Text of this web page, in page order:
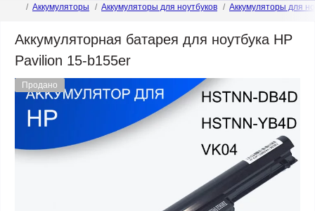
Аккумуляторы Аккумуляторы для ноутбуков Аккумуляторы для
Аккумуляторная батарея для ноутбука HP
Pavilion 15-b155er
Продано